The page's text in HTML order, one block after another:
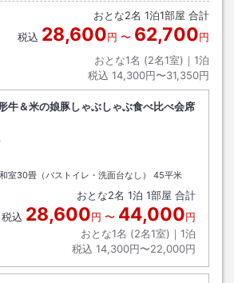
おとな2名 1泊1部屋 合計
税込 28,600円 〜 62,700円
おとな1名 (2名1室)｜ 1泊
税込 14,300円〜31,350円
牛＆米の娘豚しゃぶしゃぶ食べ比べ会席
アウト
室30畳（バストイレ・洗面台なし）
45平米
おとな2名 1泊 1部屋 合計
税込 28,600円 〜 44,000円
おとな1名 (2名1室)｜ 1泊
税込 14,300円〜22,000円